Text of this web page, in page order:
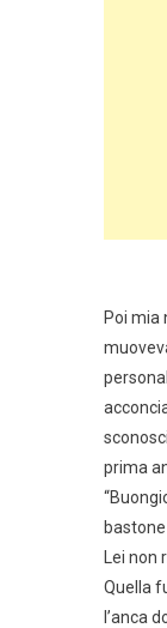
Poi mia
prima
Lei
Quella
l’anca